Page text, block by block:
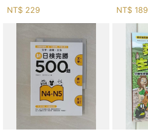
NT$ 229
Huang
NT$ 189